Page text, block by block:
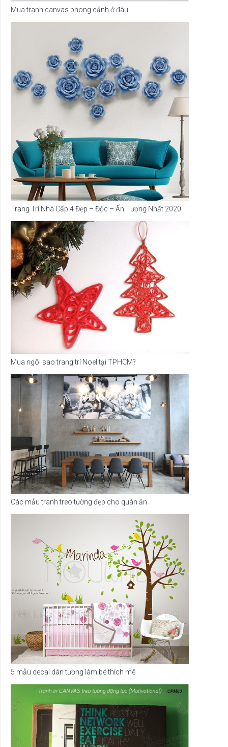
Mua tranh canvas phong cảnh ở đâu
Trang Trí Nhà Cấp 4 Đẹp – Độc – Ấn Tượng Nhất 2020
Mua ngôi sao trang trí Noel tại TPHCM?
Các mẫu tranh treo tường đẹp cho quán ăn
5 mẫu decal dán tường làm bé thích mê